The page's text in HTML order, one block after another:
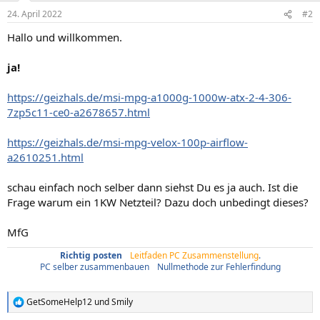
24. April 2022 #2
Hallo und willkommen.
ja!
https://geizhals.de/msi-mpg-a1000g-1000w-atx-2-4-306-
7zp5c11-ce0-a2678657.html
https://geizhals.de/msi-mpg-velox-100p-airflow-
a2610251.html
schau einfach noch selber dann siehst Du es ja auch. Ist die
Frage warum ein 1KW Netzteil? Dazu doch unbedingt dieses?
MfG
Richtig posten Leitfaden PC Zusammenstellung.
PC selber zusammenbauen
Nullmethode zur Fehlerfindung
R
GetSomeHelp12 undSmily